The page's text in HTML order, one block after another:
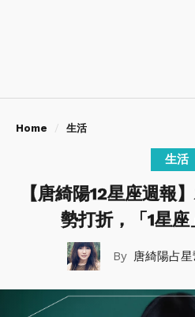
Home 生活
生活
【唐綺陽12星座週報
勢打折，「1星
唐綺陽占